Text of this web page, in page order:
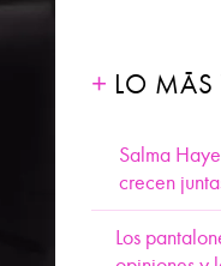
LO MÁS
Salma
crecen
Los